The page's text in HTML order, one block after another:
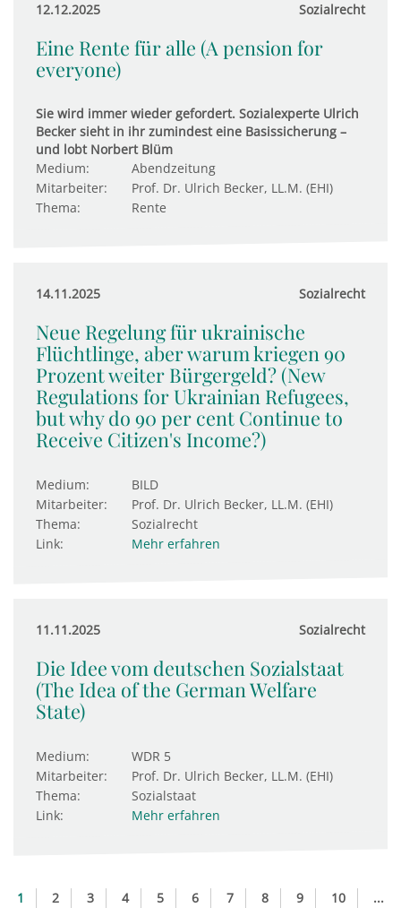
12.12.2025 Sozialrecht
Eine Rente für alle (A pension for
everyone)
Sie wird immer wieder gefordert. Sozialexperte Ulrich
Becker sieht in ihr zumindest eine Basissicherung –
und lobt Norbert Blüm
Medium:
Abendzeitung
Mitarbeiter:
Prof. Dr. Ulrich Becker, LL.M. (EHI)
Thema:
Rente
14.11.2025 Sozialrecht
Neue Regelung für ukrainische
Flüchtlinge, aber warum kriegen 90
Prozent weiter Bürgergeld? (New
Regulations for Ukrainian Refugees,
but why do 90 per cent Continue to
Receive Citizen's Income?)
Medium:
BILD
Mitarbeiter:
Prof. Dr. Ulrich Becker, LL.M. (EHI)
Thema:
Sozialrecht
Link:
Mehr erfahren
11.11.2025 Sozialrecht
Die Idee vom deutschen Sozialstaat
(The Idea of the German Welfare
State)
Medium:
WDR 5
Mitarbeiter:
Prof. Dr. Ulrich Becker, LL.M. (EHI)
Thema:
Sozialstaat
Link:
Mehr erfahren
1 2 3 4 5 6 7 8 9 10
...